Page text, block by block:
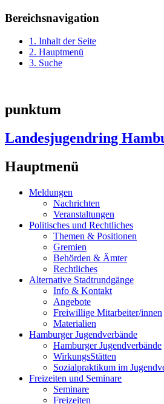
Bereichsnavigation
1. Inhalt der Seite
2. Hauptmenü
3. Suche
punktum
Landesjugendring
Hauptmenü
Meldungen
Nachrichten
Veranstaltungen
Politisches und Rechtliches
Themen & Positionen
Gremien
Behörden & Ämter
Rechtliches
Alternative Stadtrundgänge
Info & Kontakt
Angebote
Freiwillige Mitarbeiter/innen
Materialien
Hamburger Jugendverbände
Hamburger Jugendverbände
WirkungsStätten
Sozialpraktikum im
Freizeiten und Seminare
Seminare
Freizeiten